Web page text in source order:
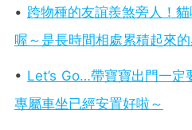
• 跨物種的友誼羨煞旁人！
喔～是長時間相處累積起來
• Let’s Go…帶寶寶出門一定
專屬車坐已經安置好啦～